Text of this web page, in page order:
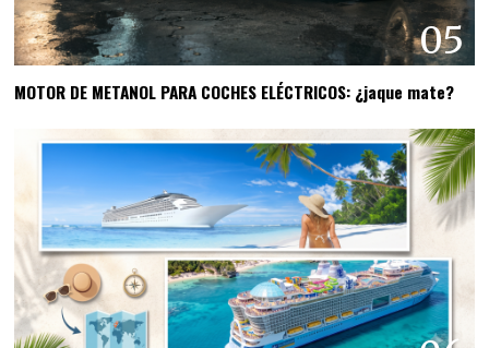
05
MOTOR DE METANOL PARA COCHES ELÉCTRICOS: ¿jaque mate?